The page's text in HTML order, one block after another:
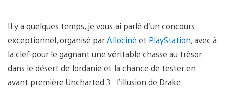
Il y a quelques temps, je vous ai parlé d’un concours
exceptionnel, organisé parAllociné et PlayStation, avec à
la clef pour le gagnant une véritable chasse au trésor
dans le désert de Jordanie et la chance de tester en
avant première Uncharted 3 : l’illusion de Drake.